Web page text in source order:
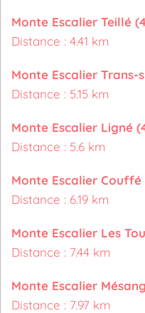
Monte Escalier Teillé
Distance : 4.41 km
Monte Escalier Trans-
Distance : 5.15 km
Monte Escalier Ligné
Distance : 5.6 km
Monte Escalier Couffé
Distance : 6.19 km
Monte Escalier Les
Distance : 7.44 km
Monte Escalier
Distance : 7.97 km